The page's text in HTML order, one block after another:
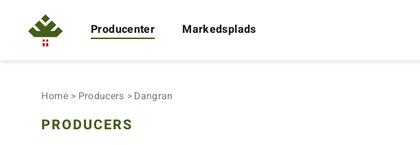
Producenter Markedsplads
Home Producers Dangran
PRODUCERS